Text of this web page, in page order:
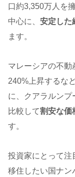
口約3,350万人を
中心に、 安定した
ます。
マレーシアの不
240%上昇するな
に、クアラルンプ
比較して割安な価
す。
投資家にとって注
移住したい国ナン